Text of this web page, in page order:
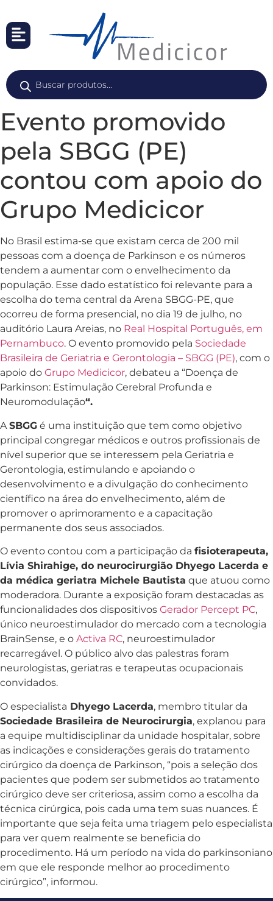
Evento promovido
pela SBGG (PE)
contou com apoio do
Grupo Medicicor
No Brasil estima-se que existam cerca de 200 mil
pessoas com a doença de Parkinson e os números
tendem a aumentar com o envelhecimento da
população. Esse dado estatístico foi relevante para a
escolha do tema central da Arena SBGG-PE, que
ocorreu de forma presencial, no dia 19 de julho, no
auditório Laura Areias, no Real Hospital Português, em
Pernambuco. O evento promovido pela Sociedade
Brasileira de Geriatria e Gerontologia – SBGG (PE), com o
apoio do Grupo Medicicor, debateu a “Doença de
Parkinson: Estimulação Cerebral Profunda e
Neuromodulação“.
ASBGG é uma instituição que tem como objetivo
principal congregar médicos e outros profissionais de
nível superior que se interessem pela Geriatria e
Gerontologia, estimulando e apoiando o
desenvolvimento e a divulgação do conhecimento
científico na área do envelhecimento, além de
promover o aprimoramento e a capacitação
permanente dos seus associados.
O evento contou com a participação da fisioterapeuta,
Lívia Shirahige, do neurocirurgião Dhyego Lacerda e
da médica geriatra Michele Bautista que atuou como
moderadora. Durante a exposição foram destacadas as
funcionalidades dos dispositivos Gerador Percept PC,
único neuroestimulador do mercado com a tecnologia
BrainSense, e o Activa RC, neuroestimulador
recarregável. O público alvo das palestras foram
neurologistas, geriatras e terapeutas ocupacionais
convidados.
O especialista Dhyego Lacerda, membro titular da
Sociedade Brasileira de Neurocirurgia, explanou para
a equipe multidisciplinar da unidade hospitalar, sobre
as indicações e considerações gerais do tratamento
cirúrgico da doença de Parkinson, “pois a seleção dos
pacientes que podem ser submetidos ao tratamento
cirúrgico deve ser criteriosa, assim como a escolha da
técnica cirúrgica, pois cada uma tem suas nuances. É
importante que seja feita uma triagem pelo especialista
para ver quem realmente se beneficia do
procedimento. Há um período na vida do parkinsoniano
em que ele responde melhor ao procedimento
cirúrgico”, informou.